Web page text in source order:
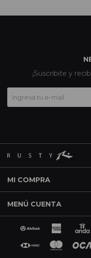
MI COMPRA
MENÚ CUENTA
¡Suscribite y